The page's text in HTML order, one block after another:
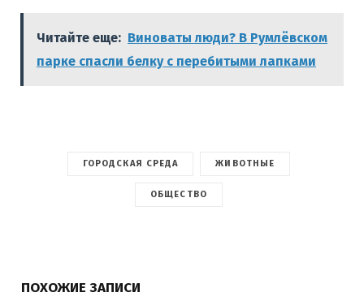
Читайте еще: Виноваты люди? В Румлёвском
парке спасли белку с перебитыми лапками
ГОРОДСКАЯ СРЕДА ЖИВОТНЫЕ
ОБЩЕСТВО
ПОХОЖИЕ ЗАПИСИ